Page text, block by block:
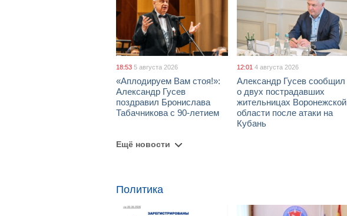
18:53 5 августа 2026
«Аплодируем Вам стоя!»:
Александр Гусев
поздравил Бронислава
Табачникова с 90-летием
12:01 4 августа 2026
Александр Гусев сообщил
о двух пострадавших
жительницах Воронежской
области после атаки на
Кубань
Ещё новости
Политика